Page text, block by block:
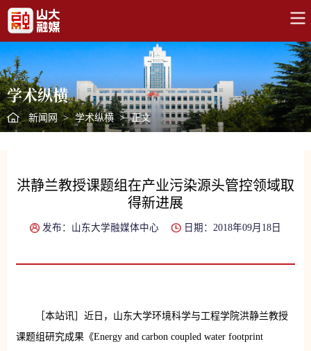
学术纵横
新闻网 > 学术纵横 > 正文
洪静兰教授课题组在产业污染源头管控领域取
得新进展
发布：山东大学融媒体中心 日期：2018年09月18日
［本站讯］近日，山东大学环境科学与工程学院洪静兰教授
课题组研究成果《Energy and carbon coupled water footprint